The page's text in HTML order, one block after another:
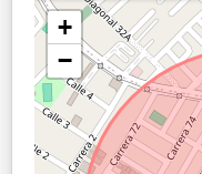
+
−